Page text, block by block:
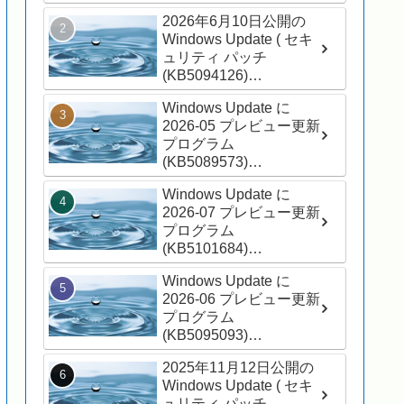
(26200.8875) ) が適用さ
れました
2026年6月10日公開の
Windows Update ( セキ
ュリティ パッチ
(KB5094126)
(26200.8655) ) が適用さ
れました
Windows Update に
2026-05 プレビュー更新
プログラム
(KB5089573)
(26200.8524) が表示さ
れました
Windows Update に
2026-07 プレビュー更新
プログラム
(KB5101684)
(26200.8973) が表示さ
れました
Windows Update に
2026-06 プレビュー更新
プログラム
(KB5095093)
(26200.8737) が表示さ
れました
2025年11月12日公開の
Windows Update ( セキ